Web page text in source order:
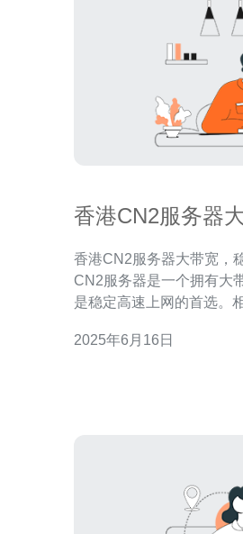
香港CN2服务器
香港CN2服务器大带宽，稳
CN2服务器是一个拥有大
是稳定高速上网的首选。
联网上的体验更加顺畅。 香港CN2服务器以其稳定性
2025年6月16日